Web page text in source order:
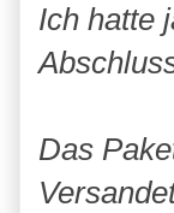
Ich hatte
Das